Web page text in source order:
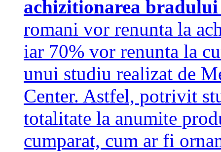
achizitionarea
romani vor renunta la
iar 70% vor renunta la
unui studiu realizat de
Center. Astfel, potrivit
totalitate la anumite
cumparat, cum ar fi